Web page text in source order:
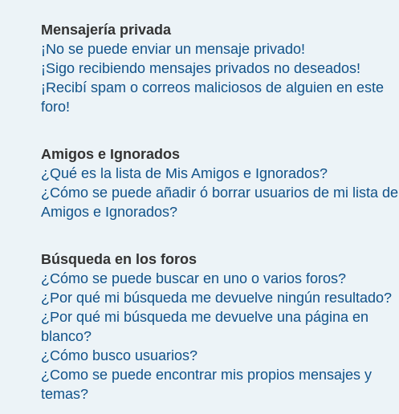
Mensajería privada
¡No se puede enviar un mensaje privado!
¡Sigo recibiendo mensajes privados no deseados!
¡Recibí spam o correos maliciosos de alguien en este
foro!
Amigos e Ignorados
¿Qué es la lista de Mis Amigos e Ignorados?
¿Cómo se puede añadir ó borrar usuarios de mi lista de
Amigos e Ignorados?
Búsqueda en los foros
¿Cómo se puede buscar en uno o varios foros?
¿Por qué mi búsqueda me devuelve ningún resultado?
¿Por qué mi búsqueda me devuelve una página en
blanco?
¿Cómo busco usuarios?
¿Como se puede encontrar mis propios mensajes y
temas?